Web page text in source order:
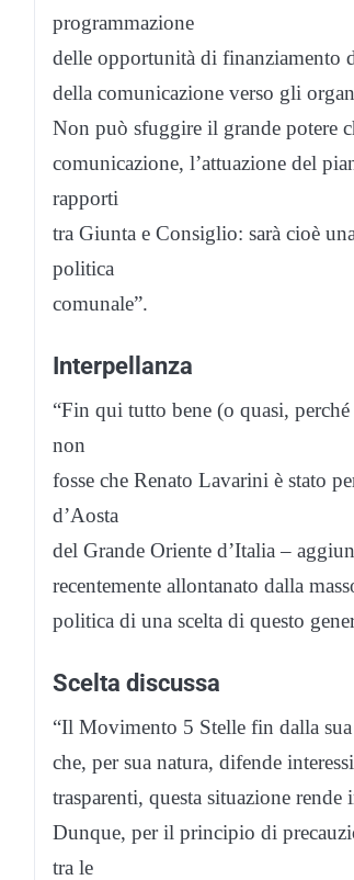
programmazione
delle opportunità di finanziamento
della comunicazione verso gli
Non può sfuggire il grande potere
comunicazione, l’attuazione del
rapporti
tra Giunta e Consiglio: sarà cioè
politica
comunale”.
Interpellanza
“Fin qui tutto bene (o quasi,
non
fosse che Renato Lavarini è stato
d’Aosta
del Grande Oriente d’Italia –
recentemente allontanato dalla
politica di una scelta di questo
Scelta discussa
“Il Movimento 5 Stelle fin dalla
che, per sua natura, difende
trasparenti, questa situazione
Dunque, per il principio di
tra le